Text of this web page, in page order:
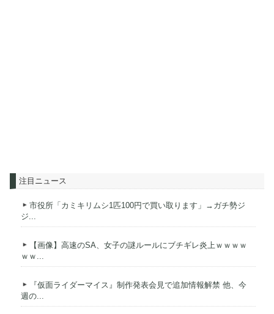
注目ニュース
市役所「カミキリムシ1匹100円で買い取ります」→ガチ勢ジ
ジ...
【画像】高速のSA、女子の謎ルールにブチギレ炎上ｗｗｗｗ
ｗｗ...
『仮面ライダーマイス』制作発表会見で追加情報解禁 他、今
週の...